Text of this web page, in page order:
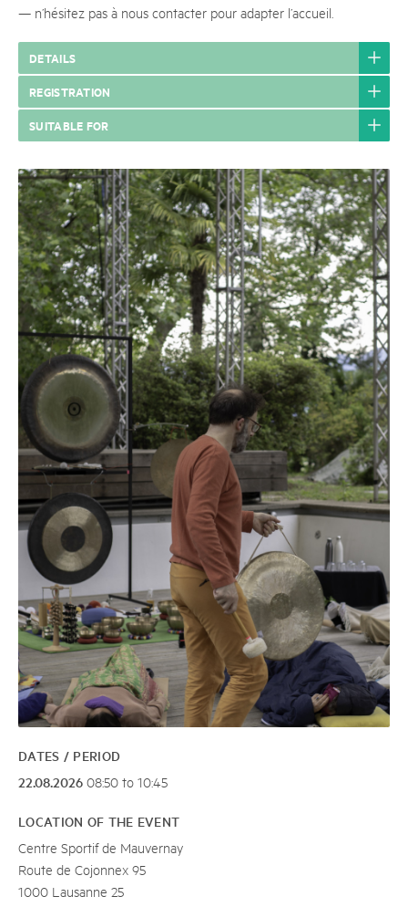
— n’hésitez pas à nous contacter pour adapter l’accueil.
DETAILS
REGISTRATION
SUITABLE FOR
DATES / PERIOD
22.08.2026 08:50 to 10:45
LOCATION OF THE EVENT
Centre Sportif de Mauvernay
Route de Cojonnex 95
1000 Lausanne 25